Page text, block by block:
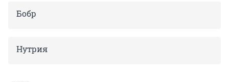
Бобр
Нутрия